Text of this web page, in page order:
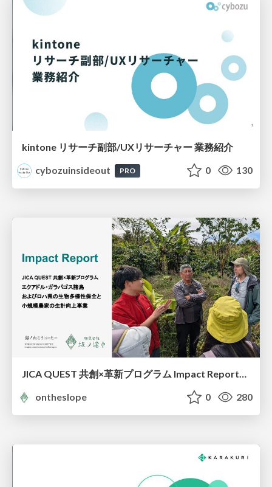
kintone リサーチ副部/UXリサーチャー 業務紹介
cybozuinsideout
PRO 0 130
ontheslope
0 280